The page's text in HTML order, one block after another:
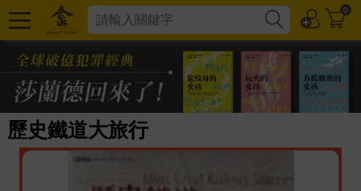
0
歷史鐵道大旅行